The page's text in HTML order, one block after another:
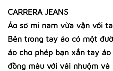
CARRERA JEANS
Áo sơ mi nam vừa vặn với
Bên trong tay áo có một
áo cho phép bạn xắn tay
đồng màu với vải nhuộm